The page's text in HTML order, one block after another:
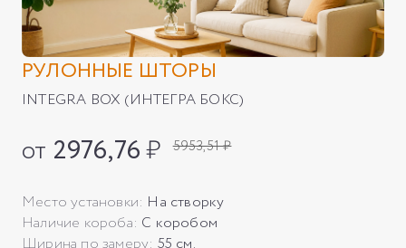
РУЛОННЫЕ ШТОРЫ
INTEGRA BOX (ИНТЕГРА БОКС)
от 2976,76₽ 5953,51 ₽
Место установки: На створку
Наличие короба: С коробом